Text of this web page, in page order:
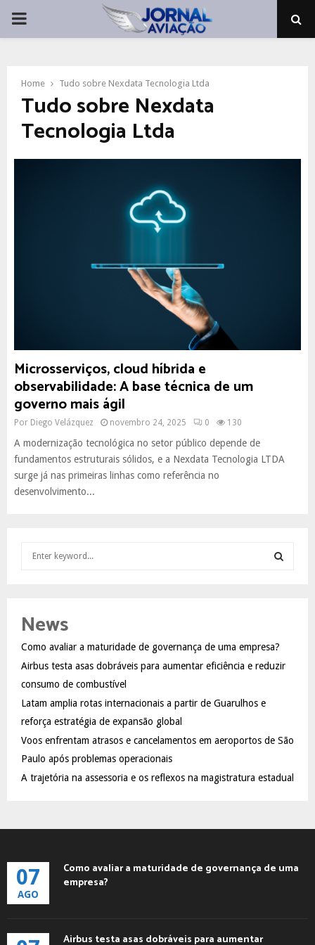
PRIMARY
Home Tudo sobre Nexdata Tecnologia Ltda
Tudo sobre Nexdata
Tecnologia Ltda
Microsserviços, cloud híbrida e
observabilidade: A base técnica de um
governo mais ágil
Por Diego Velázquez novembro 24, 2025 0 130
A modernização tecnológica no setor público depende de
fundamentos estruturais sólidos, e a Nexdata Tecnologia LTDA
surge já nas primeiras linhas como referência no
desenvolvimento...
h
o
r
:
R
News
Como avaliar a maturidade de governança de uma empresa?
Airbus testa asas dobráveis para aumentar eficiência e reduzir
consumo de combustível
Latam amplia rotas internacionais a partir de Guarulhos e
reforça estratégia de expansão global
Voos enfrentam atrasos e cancelamentos em aeroportos de São
Paulo após problemas operacionais
A trajetória na assessoria e os reflexos na magistratura estadual
07
AGO
Como avaliar a maturidade de governança de uma
empresa?
Airbus testa asas dobráveis para aumentar